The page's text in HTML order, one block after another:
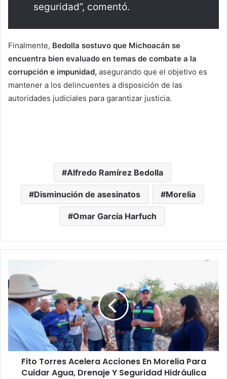
seguridad”, comentó.
Finalmente, Bedolla sostuvo que Michoacán se
encuentra bien evaluado en temas de combate a la
corrupción e impunidad, asegurando que el objetivo es
mantener a los delincuentes a disposición de las
autoridades judiciales para garantizar justicia.
Alfredo Ramírez Bedolla
Disminución de asesinatos Morelia
Omar García Harfuch
Torres
Acelera
Acciones
En
Morelia
Para
Cuidar
Agua,
DrenajeFito Torres Acelera Acciones En Morelia Para
Cuidar Agua, Drenaje Y Seguridad Hidráulica